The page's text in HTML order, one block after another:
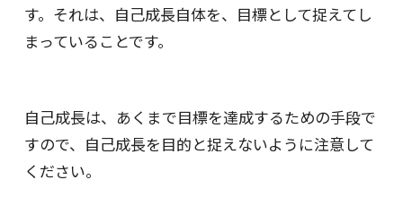
す。それは、自己成長自体を、目標として捉えてし
まっていることです。
自己成長は、あくまで目標を達成するための手段で
すので、自己成長を目的と捉えないように注意して
ください。